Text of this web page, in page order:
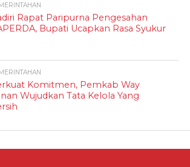
Rapat Paripurna Pengesahan
Bupati Ucapkan Rasa Syukur
Komitmen, Pemkab Way
Wujudkan Tata Kelola Yang